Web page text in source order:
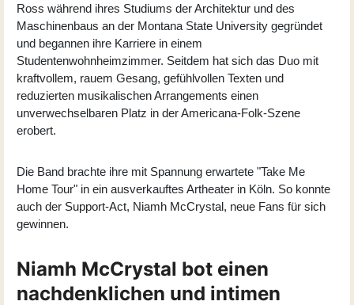
Ross während ihres Studiums der Architektur und des
Maschinenbaus an der Montana State University gegründet
und begannen ihre Karriere in einem
Studentenwohnheimzimmer. Seitdem hat sich das Duo mit
kraftvollem, rauem Gesang, gefühlvollen Texten und
reduzierten musikalischen Arrangements einen
unverwechselbaren Platz in der Americana-Folk-Szene
erobert.
Die Band brachte ihre mit Spannung erwartete "Take Me
Home Tour" in ein ausverkauftes Artheater in Köln. So konnte
auch der Support-Act, Niamh McCrystal, neue Fans für sich
gewinnen.
Niamh McCrystal bot einen
nachdenklichen und intimen